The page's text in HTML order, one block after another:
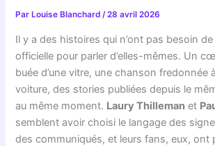
Par Louise Blanchard/28 avril 2026
Il y a des histoires qui n’ont pas besoin
officielle pour parler d’elles-mêmes. Un
buée d’une vitre, une chanson fredonnée
voiture, des stories publiées depuis le
au même moment. Laury Thilleman et
semblent avoir choisi le langage des
des communiqués, et leurs fans, eux, ont